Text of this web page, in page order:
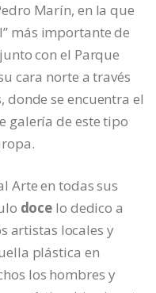
Marín, en la que
más importante de
con el Parque
cara norte a través
se encuentra el
galería de este tipo
Arte en todas sus
doce lo dedico a
artistas locales y
plástica en
los hombres y